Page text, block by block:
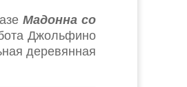
Мадонна со
Джольфино
деревянная